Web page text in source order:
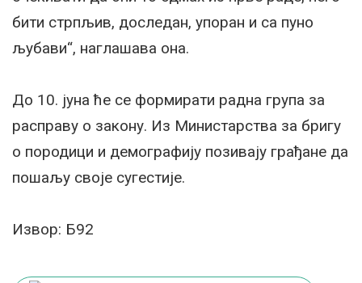
бити стрпљив, доследан, упоран и са пуно
љубави“, наглашава она.
До 10. јуна ће се формирати радна група за
расправу о закону. Из Министарства за бригу
о породици и демографију позивају грађане да
пошаљу своје сугестије.
Извор: Б92